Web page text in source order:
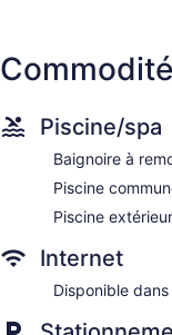
Piscine/spa
Baignoire à
Piscine
Piscine
Internet
Disponible